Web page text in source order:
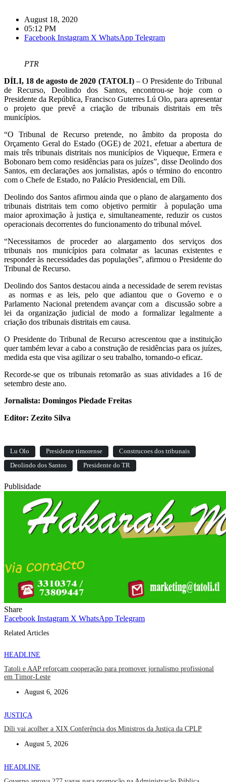
August 18, 2020
05:12 PM
Facebook Instagram X WhatsApp Telegram
PTR
DÍLI, 18 de agosto de 2020 (TATOLI)– O Presidente do Tribunal
de Recurso, Deolindo dos Santos, encontrou-se hoje com o
Presidente da República, Francisco Guterres Lú Olo, para apresentar
o projeto que prevê a criação de tribunais distritais em três
municípios.
“O Tribunal de Recurso pretende, no âmbito da proposta do
Orçamento Geral do Estado (OGE) de 2021, efetuar a abertura de
mais três tribunais distritais nos municípios de Viqueque, Ermera e
Bobonaro bem como residências para os juízes”, disse Deolindo dos
Santos, em declarações aos jornalistas, após o término do encontro
com o Chefe de Estado, no Palácio Presidencial, em Díli.
Deolindo dos Santos afirmou ainda que o plano de alargamento dos
tribunais distritais tem como objetivo permitir à população uma
maior aproximação à justiça e, simultaneamente, reduzir os custos
operacionais decorrentes do funcionamento do tribunal móvel.
“Necessitamos de proceder ao alargamento dos serviços dos
tribunais nos municípios para colmatar as lacunas existentes e
responder às necessidades das populações”, afirmou o Presidente do
Tribunal de Recurso.
Deolindo dos Santos destacou ainda a necessidade de serem revistas
as normas e as leis, pelo que adiantou que o Governo e o
Parlamento Nacional pretendem avançar com a discussão sobre a
lei da organização judicial de modo a formalizar legalmente a
criação dos tribunais distritais em causa.
O Presidente do Tribunal de Recurso acrescentou que a instituição
quer também levar a cabo a construção de residências para os juízes,
medida esta que visa agilizar o seu trabalho, tornando-o eficaz.
Recorde-se que os tribunais retomarão as suas atividades a 16 de
setembro deste ano.
Jornalista: Domingos Piedade Freitas
Editor: Zezito Silva
Lu Olo Presidente timorense
Construcoes dos tribunais
Deolindo dos Santos
Presidente do TR
Publisidade
Share
Facebook Instagram X WhatsApp Telegram
Related Articles
HEADLINE
Tatoli e AAP reforçam cooperação para promover jornalismo profissional
em Timor-Leste
August 6, 2026
JUSTIÇA
Díli vai acolher a XIX Conferência dos Ministros da Justiça da CPLP
August 5, 2026
HEADLINE